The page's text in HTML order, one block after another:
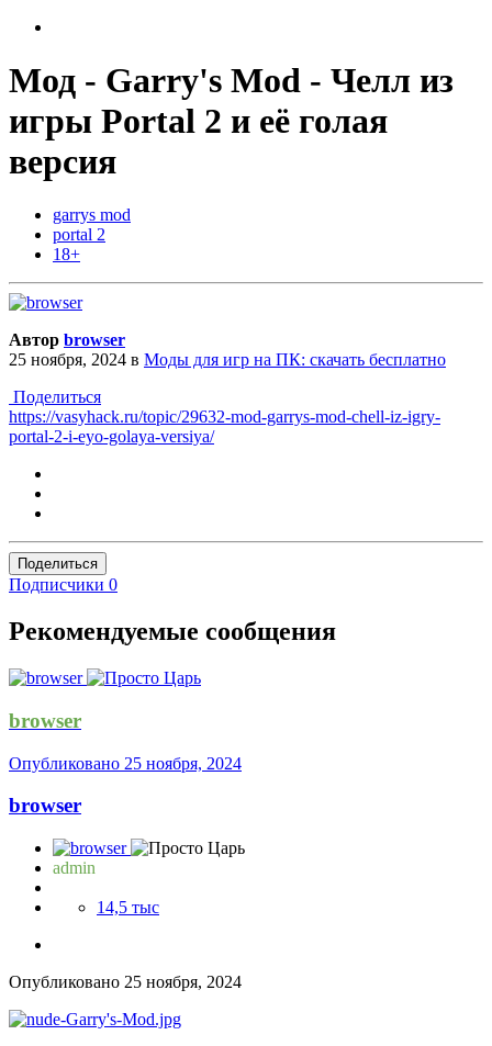
Мод - Garry's Mod - Челл из
игры Portal 2 и её голая
версия
garrys mod
portal 2
18+
Автор browser
25 ноября, 2024 в Моды для игр на ПК: скачать бесплатно
Поделиться
https://vasyhack.ru/topic/29632-mod-garrys-mod-chell-iz-igry-
portal-2-i-eyo-golaya-versiya/
Поделиться
Подписчики 0
Рекомендуемые сообщения
browser
Опубликовано 25 ноября, 2024
browser
admin
14,5 тыс
Опубликовано 25 ноября, 2024